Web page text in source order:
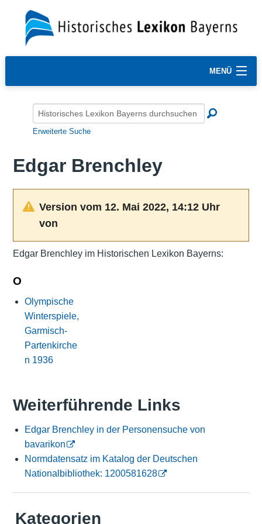
MENÜ
Erweiterte Suche
Edgar Brenchley
Version vom 12. Mai 2022, 14:12 Uhr
von
Edgar Brenchley im Historischen Lexikon Bayerns:
O
Olympische
Winterspiele,
Garmisch-
Partenkirche
n 1936
Weiterführende Links
Edgar Brenchley in der Personensuche von
bavarikon
Normdatensatz im Katalog der Deutschen
Nationalbibliothek: 1200581628
Kategorien